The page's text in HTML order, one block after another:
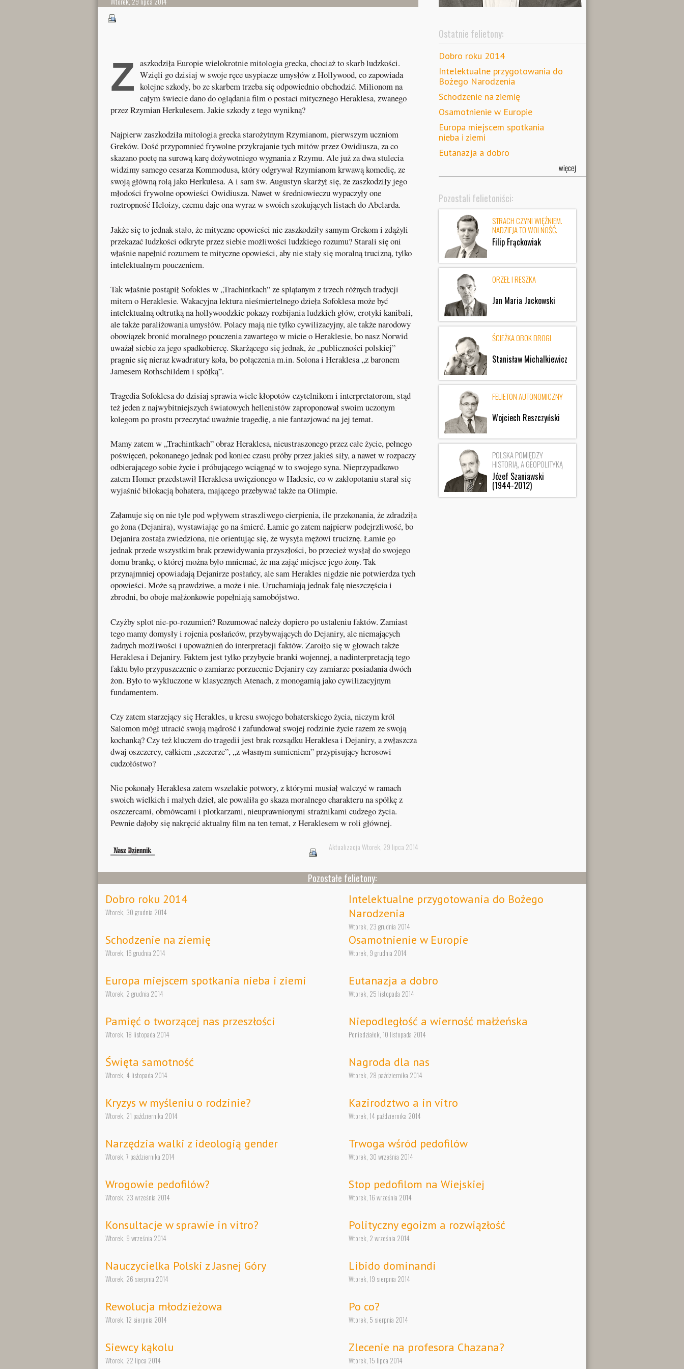
Z aszkodziła Europie wielokrotnie mitologia grecka, chociaż to skarb ludzkości.
Wzięli go dzisiaj w swoje ręce usypiacze umysłów z Hollywood, co zapowiada
kolejne szkody, bo ze skarbem trzeba się odpowiednio obchodzić. Milionom na
całym świecie dano do oglądania film o postaci mitycznego Heraklesa, zwanego
przez Rzymian Herkulesem. Jakie szkody z tego wynikną?
Najpierw zaszkodziła mitologia grecka starożytnym Rzymianom, pierwszym uczniom
Greków. Dość przypomnieć frywolne przykrajanie tych mitów przez Owidiusza, za co
skazano poetę na surową karę dożywotniego wygnania z Rzymu. Ale już za dwa stulecia
widzimy samego cesarza Kommodusa, który odgrywał Rzymianom krwawą komedię, ze
swoją główną rolą jako Herkulesa. A i sam św. Augustyn skarżył się, że zaszkodziły jego
młodości frywolne opowieści Owidiusza. Nawet w średniowieczu wypaczyły one
roztropność Heloizy, czemu daje ona wyraz w swoich szokujących listach do Abelarda.
Jakże się to jednak stało, że mityczne opowieści nie zaszkodziły samym Grekom i zdążyli
przekazać ludzkości odkryte przez siebie możliwości ludzkiego rozumu? Starali się oni
właśnie napełnić rozumem te mityczne opowieści, aby nie stały się moralną trucizną, tylko
intelektualnym pouczeniem.
Tak właśnie postąpił Sofokles w „Trachintkach” ze splątanym z trzech różnych tradycji
mitem o Heraklesie. Wakacyjna lektura nieśmiertelnego dzieła Sofoklesa może być
intelektualną odtrutką na hollywoodzkie pokazy rozbijania ludzkich głów, erotyki kanibali,
ale także paraliżowania umysłów. Polacy mają nie tylko cywilizacyjny, ale także narodowy
obowiązek bronić moralnego pouczenia zawartego w micie o Heraklesie, bo nasz Norwid
uważał siebie za jego spadkobiercę. Skarżącego się jednak, że „publiczności polskiej”
pragnie się nieraz kwadratury koła, bo połączenia m.in. Solona i Heraklesa „z baronem
Jamesem Rothschildem i spółką”.
Tragedia Sofoklesa do dzisiaj sprawia wiele kłopotów czytelnikom i interpretatorom, stąd
też jeden z najwybitniejszych światowych hellenistów zaproponował swoim uczonym
kolegom po prostu przeczytać uważnie tragedię, a nie fantazjować na jej temat.
Mamy zatem w „Trachintkach” obraz Heraklesa, nieustraszonego przez całe życie, pełnego
poświęceń, pokonanego jednak pod koniec czasu próby przez jakieś siły, a nawet w rozpaczy
odbierającego sobie życie i próbującego wciągnąć w to swojego syna. Nieprzypadkowo
zatem Homer przedstawił Heraklesa uwięzionego w Hadesie, co w zakłopotaniu starał się
wyjaśnić bilokacją bohatera, mającego przebywać także na Olimpie.
Załamuje się on nie tyle pod wpływem straszliwego cierpienia, ile przekonania, że zdradziła
go żona (Dejanira), wystawiając go na śmierć. Łamie go zatem najpierw podejrzliwość, bo
Dejanira została zwiedziona, nie orientując się, że wysyła mężowi truciznę. Łamie go
jednak przede wszystkim brak przewidywania przyszłości, bo przecież wysłał do swojego
domu brankę, o której można było mniemać, że ma zająć miejsce jego żony. Tak
przynajmniej opowiadają Dejanirze posłańcy, ale sam Herakles nigdzie nie potwierdza tych
opowieści. Może są prawdziwe, a może i nie. Uruchamiają jednak falę nieszczęścia i
zbrodni, bo oboje małżonkowie popełniają samobójstwo.
Czyżby splot nie-po-rozumień? Rozumować należy dopiero po ustaleniu faktów. Zamiast
tego mamy domysły i rojenia posłańców, przybywających do Dejaniry, ale niemających
żadnych możliwości i upoważnień do interpretacji faktów. Zaroiło się w głowach także
Heraklesa i Dejaniry. Faktem jest tylko przybycie branki wojennej, a nadinterpretacją tego
faktu było przypuszczenie o zamiarze porzucenie Dejaniry czy zamiarze posiadania dwóch
żon. Było to wykluczone w klasycznych Atenach, z monogamią jako cywilizacyjnym
fundamentem.
Czy zatem starzejący się Herakles, u kresu swojego bohaterskiego życia, niczym król
Salomon mógł utracić swoją mądrość i zafundował swojej rodzinie życie razem ze swoją
kochanką? Czy też kluczem do tragedii jest brak rozsądku Heraklesa i Dejaniry, a zwłaszcza
dwaj oszczercy, całkiem „szczerze”, „z własnym sumieniem” przypisujący herosowi
cudzołóstwo?
Nie pokonały Heraklesa zatem wszelakie potwory, z którymi musiał walczyć w ramach
swoich wielkich i małych dzieł, ale powaliła go skaza moralnego charakteru na spółkę z
oszczercami, obmówcami i plotkarzami, nieuprawnionymi strażnikami cudzego życia.
Pewnie dałoby się nakręcić aktualny film na ten temat, z Heraklesem w roli głównej.
Aktualizacja Wtorek, 29 lipca 2014
Ostatnie felietony:
Dobro roku 2014
Intelektualne przygotowania do
Bożego Narodzenia
Schodzenie na ziemię
Osamotnienie w Europie
Europa miejscem spotkania
nieba i ziemi
Eutanazja a dobro
więcej
Pozostali felietoniści:
STRACH CZYNI WIĘŹNIEM.
NADZIEJA TO WOLNOŚĆ.
Filip Frąckowiak
ORZEŁ I RESZKA
Jan Maria Jackowski
ŚCIEŻKA OBOK DROGI
Stanisław Michalkiewicz
FELIETON AUTONOMICZNY
Wojciech Reszczyński
POLSKA POMIĘDZY
HISTORIĄ, A GEOPOLITYKĄ
Józef Szaniawski
(1944-2012)
Pozostałe felietony:
Dobro roku 2014
Wtorek, 30 grudnia 2014
Intelektualne przygotowania do Bożego
Narodzenia
Wtorek, 23 grudnia 2014
Schodzenie na ziemię
Wtorek, 16 grudnia 2014
Osamotnienie w Europie
Wtorek, 9 grudnia 2014
Europa miejscem spotkania nieba i ziemi
Wtorek, 2 grudnia 2014
Eutanazja a dobro
Wtorek, 25 listopada 2014
Pamięć o tworzącej nas przeszłości
Wtorek, 18 listopada 2014
Niepodległość a wierność małżeńska
Poniedziałek, 10 listopada 2014
Święta samotność
Wtorek, 4 listopada 2014
Nagroda dla nas
Wtorek, 28 października 2014
Kryzys w myśleniu o rodzinie?
Wtorek, 21 października 2014
Kazirodztwo a in vitro
Wtorek, 14 października 2014
Narzędzia walki z ideologią gender
Wtorek, 7 października 2014
Trwoga wśród pedofilów
Wtorek, 30 września 2014
Wrogowie pedofilów?
Wtorek, 23 września 2014
Stop pedofilom na Wiejskiej
Wtorek, 16 września 2014
Konsultacje w sprawie in vitro?
Wtorek, 9 września 2014
Polityczny egoizm a rozwiązłość
Wtorek, 2 września 2014
Nauczycielka Polski z Jasnej Góry
Wtorek, 26 sierpnia 2014
Libido dominandi
Wtorek, 19 sierpnia 2014
Rewolucja młodzieżowa
Wtorek, 12 sierpnia 2014
Po co?
Wtorek, 5 sierpnia 2014
Siewcy kąkolu
Wtorek, 22 lipca 2014
Zlecenie na profesora Chazana?
Wtorek, 15 lipca 2014